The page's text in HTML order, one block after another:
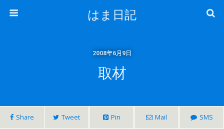
はま日記
2008年6月9日
取材
Share Tweet Pin Mail SMS